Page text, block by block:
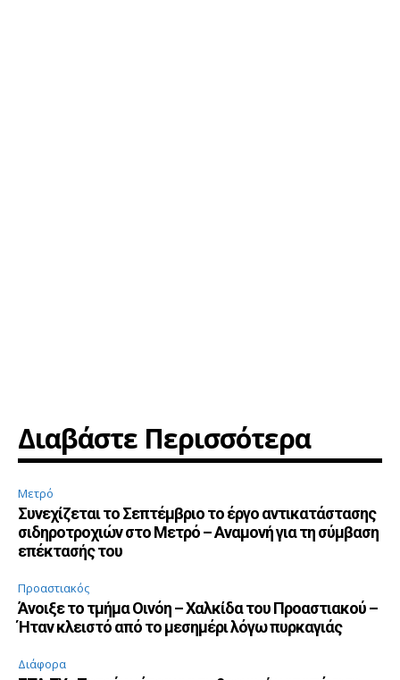
Διαβάστε Περισσότερα
Μετρό
Συνεχίζεται το Σεπτέμβριο το έργο αντικατάστασης
σιδηροτροχιών στο Μετρό – Αναμονή για τη σύμβαση
επέκτασής του
Προαστιακός
Άνοιξε το τμήμα Οινόη – Χαλκίδα του Προαστιακού –
Ήταν κλειστό από το μεσημέρι λόγω πυρκαγιάς
Διάφορα